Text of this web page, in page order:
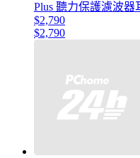
Plus 聽力保護濾波器
$2,790
$2,790